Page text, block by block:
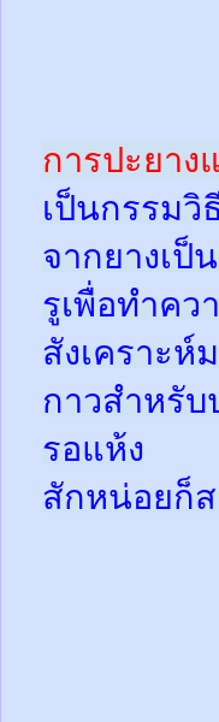
การปะยาง
เป็นกรรม
จากยางเป็
รูเพื่อทำคว
สังเคราะ
กาวสำหรับ
รอแห้ง
สักหน่อยก็